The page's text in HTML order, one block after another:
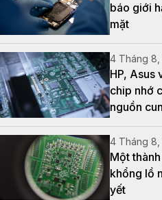
báo giới
mặt
4 Tháng 8,
HP, Asus
chip nhớ
nguồn
4 Tháng 8,
Một
khổng lồ
yết